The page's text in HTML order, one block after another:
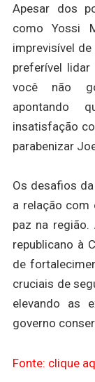
Apesar dos
como Yossi
imprevisível
preferível
você não
apontando
insatisfação
parabenizar
Os desafios
a relação com
paz na
republicano à
de
cruciais de
elevando as
governo
Fonte: clique